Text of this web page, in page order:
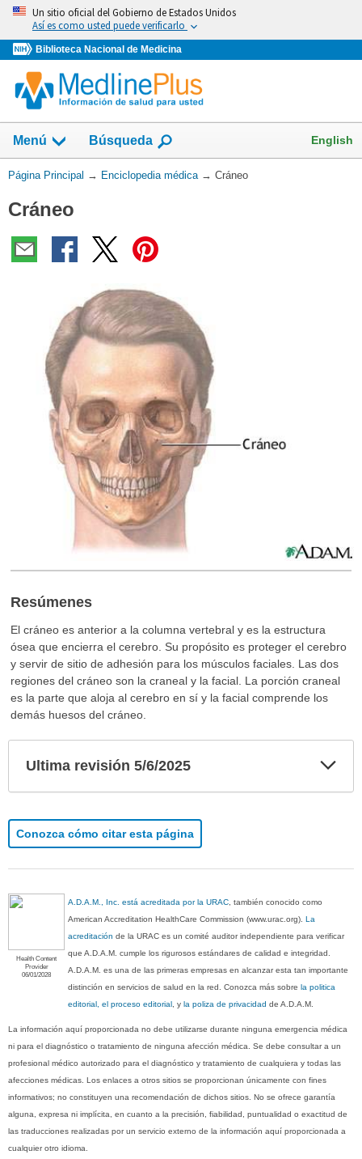
Omita
vaya
al
Contenido
Un sitio oficial del Gobierno de Estados Unidos
Así es como usted puede verificarlo
Biblioteca Nacional de Medicina
Menú Búsqueda English
Usted
aquí:
Página Principal → Enciclopedia médica → Cráneo
Cráneo
Resúmenes
El cráneo es anterior a la columna vertebral y es la estructura
ósea que encierra el cerebro. Su propósito es proteger el cerebro
y servir de sitio de adhesión para los músculos faciales. Las dos
regiones del cráneo son la craneal y la facial. La porción craneal
es la parte que aloja al cerebro en sí y la facial comprende los
demás huesos del cráneo.
Ultima revisión 5/6/2025
Conozca cómo citar esta página
Health Content
Provider
06/01/2028
A.D.A.M., Inc. está acreditada por la URAC , también conocido como
American Accreditation HealthCare Commission (www.urac.org).La
acreditación de la URAC es un comité auditor independiente para verificar
que A.D.A.M. cumple los rigurosos estándares de calidad e integridad.
A.D.A.M. es una de las primeras empresas en alcanzar esta tan importante
distinción en servicios de salud en la red. Conozca más sobrela politica
editorial, el proceso editorial , yla poliza de privacidad de A.D.A.M.
La información aquí proporcionada no debe utilizarse durante ninguna emergencia médica
ni para el diagnóstico o tratamiento de ninguna afección médica. Se debe consultar a un
profesional médico autorizado para el diagnóstico y tratamiento de cualquiera y todas las
afecciones médicas. Los enlaces a otros sitios se proporcionan únicamente con fines
informativos; no constituyen una recomendación de dichos sitios. No se ofrece garantía
alguna, expresa ni implícita, en cuanto a la precisión, fiabilidad, puntualidad o exactitud de
las traducciones realizadas por un servicio externo de la información aquí proporcionada a
cualquier otro idioma.